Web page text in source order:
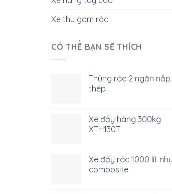
Xe thu gom rác
CÓ THỂ BẠN SẼ THÍCH
Thùng rác 2 ngăn
thép
Xe đẩy hàng 300kg
XTH130T
Xe đẩy rác 1000 lít
composite